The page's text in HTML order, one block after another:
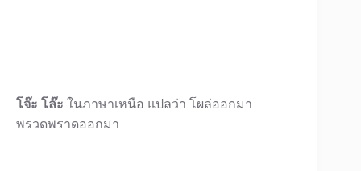
โจ๊ะ โล๊ะ ในภาษาเหนือ แปลว่า โผล่ออกมา
พรวดพราดออกมา